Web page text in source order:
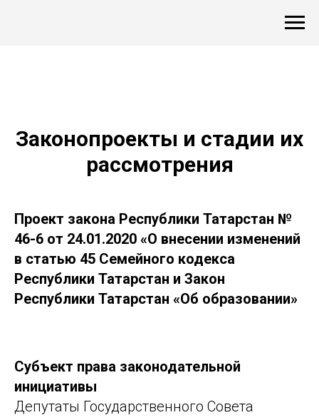
Законопроекты и стадии их
рассмотрения
Проект закона Республики Татарстан №
46-6 от 24.01.2020 «О внесении изменений
в статью 45 Семейного кодекса
Республики Татарстан и Закон
Республики Татарстан «Об образовании»
Субъект права законодательной
инициативы
Депутаты Государственного Совета